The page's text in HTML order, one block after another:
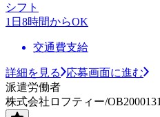
シフト
1日8時間からOK
交通費支給
詳細を見る
応募画面に進む
派遣労働者
株式会社ロフティー/